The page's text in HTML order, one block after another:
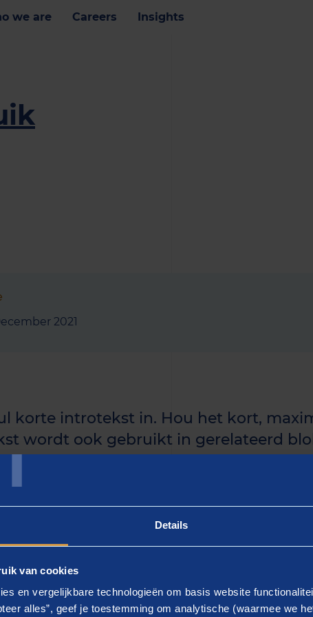
Details
van cookies
en vergelijkbare technologieën om basis website
alles”, geef je toestemming om analytische (waarmee we
we are Careers Insights
2021
korte introtekst in. Hou het kort,
wordt ook gebruikt in gerelateerd
huidige artikel langer is, kun je de rest
- gebruik keyword]
tempor incididunt ut labore et dolore magna